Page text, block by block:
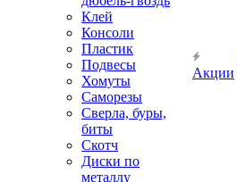
Клей
Консоли
Пластик
Подвесы
Хомуты
Саморезы
Сверла, буры,
биты
Скотч
Диски по
металлу
Акции